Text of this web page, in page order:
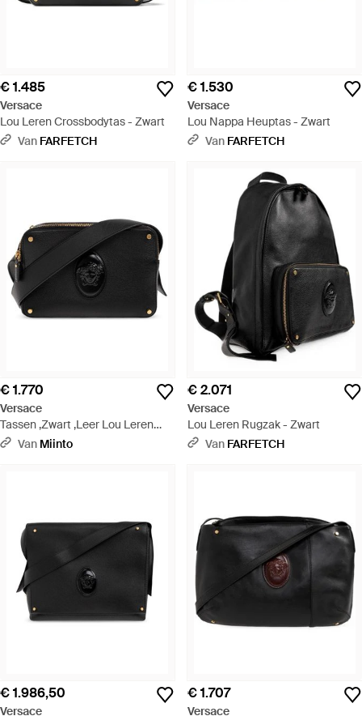
€ 1.485
Versace
Lou Leren Crossbodytas - Zwart
Van FARFETCH
€ 1.530
Versace
Lou Nappa Heuptas - Zwart
Van FARFETCH
€ 1.770
Versace
Tassen ,Zwart ,Leer Lou Leren
Crossbodytas - Zwart
Van Miinto
€ 2.071
Versace
Lou Leren Rugzak - Zwart
Van FARFETCH
€ 1.986,50
Versace
€ 1.707
Versace